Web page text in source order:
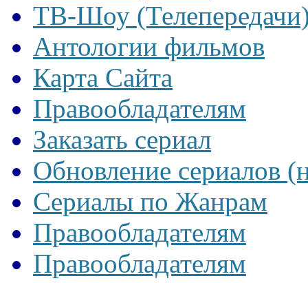
ТВ-Шоу
Антологии фильмов
Карта Сайта
Правообладателям
Заказать сериал
Обновление сериалов
Сериалы по Жанрам
Правообладателям
Правообладателям